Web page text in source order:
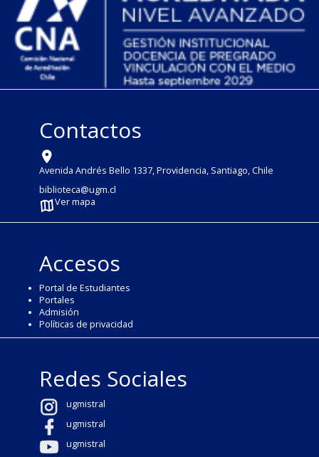
Contactos
Avenida Andrés Bello 1337, Providencia, Santiago, Chile
biblioteca@ugm.cl
Ver mapa
Accesos
Portal de Estudiantes
Portales
Admisión
Políticas de privacidad
Redes Sociales
ugmistral
ugmistral
ugmistral